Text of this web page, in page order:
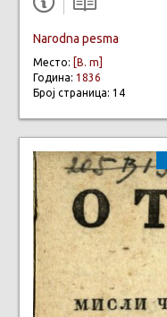
Narodna pesma
Место:
[B. m]
Година: 1836
Број страница: 14